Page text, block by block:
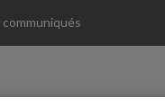
communiqués